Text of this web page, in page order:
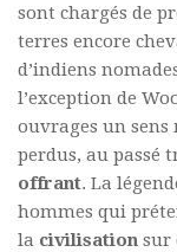
sont chargés de
terres encore
d’indiens
l’exception de
ouvrages un
perdus, au passé
offrant. La
hommes qui
la civilisation sur